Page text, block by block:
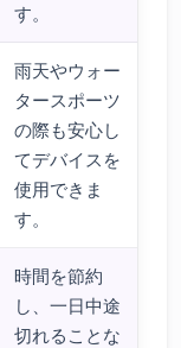
す。
雨天やウォー
タースポーツ
の際も安心し
てデバイスを
使用できま
す。
時間を節約
し、一日中途
切れることな